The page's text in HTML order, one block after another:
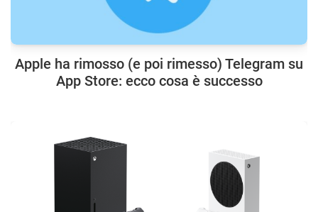
Apple ha rimosso (e poi rimesso) Telegram su
App Store: ecco cosa è successo